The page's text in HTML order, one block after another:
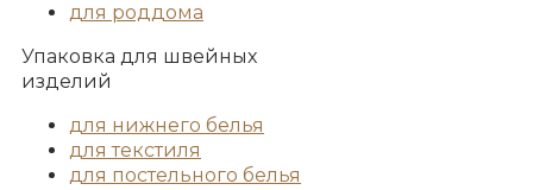
для роддома
Упаковка для швейных
изделий
для нижнего белья
для текстиля
для постельного белья